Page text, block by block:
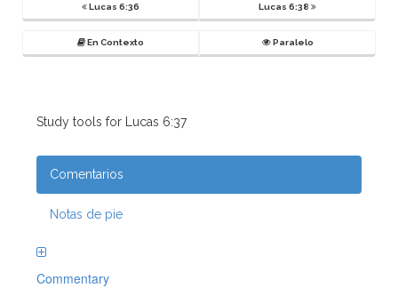
Lucas 6:36 Lucas 6:38
En Contexto Paralelo
Study tools for Lucas 6:37
Comentarios
Notas de pie
Commentary